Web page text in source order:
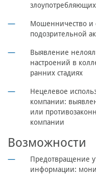
Мошенничество и
подозрительной
Выявление
настроений в
ранних стадиях
Нецелевое
компании:
или
компании
Возможности
Предотвращение
информации: